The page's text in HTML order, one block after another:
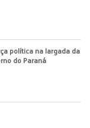
política na largada da
do Paraná